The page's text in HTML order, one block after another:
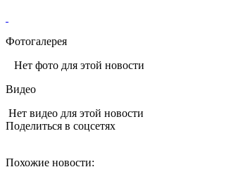
Фотогалерея
Нет фото для этой новости
Видео
Нет видео для этой новости
Поделиться в соцсетях
Похожие новости: